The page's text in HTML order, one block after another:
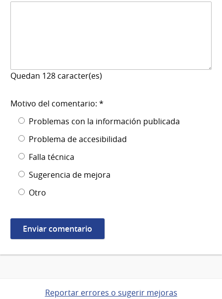
Quedan 128 caracter(es)
Motivo del comentario: *
Problemas con la información publicada
Problema de accesibilidad
Falla técnica
Sugerencia de mejora
Otro
Reportar errores o sugerir mejoras